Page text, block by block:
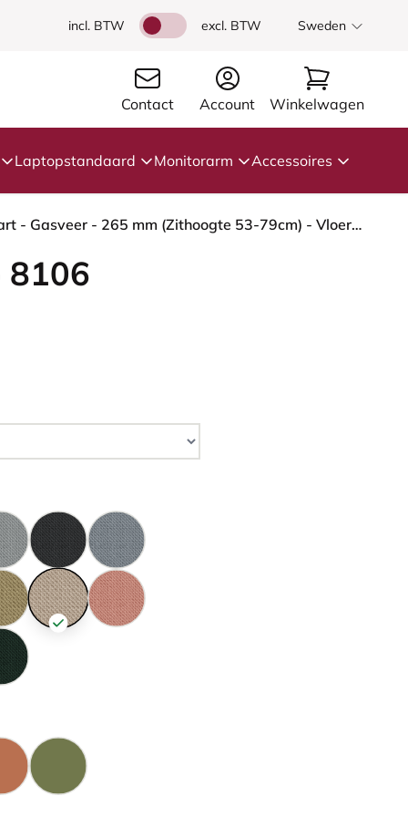
incl. BTW excl. BTW Sweden
Contact Account Winkelwagen
Laptopstandaard Monitorarm Accessoires
HÅG Capisco 8106 - Select (Gabriel) - Wol / Polyamide - SC61188 - Light beige - Framekleur - Zwart - Gasveer - 265 mm (Zithoogte 53-79cm) - Vloercontact - Harde wielen t.b.v. zachte vloeren - Voetenring - Ja, in framekleur - Voetster - Ja, voetster in ...
8106